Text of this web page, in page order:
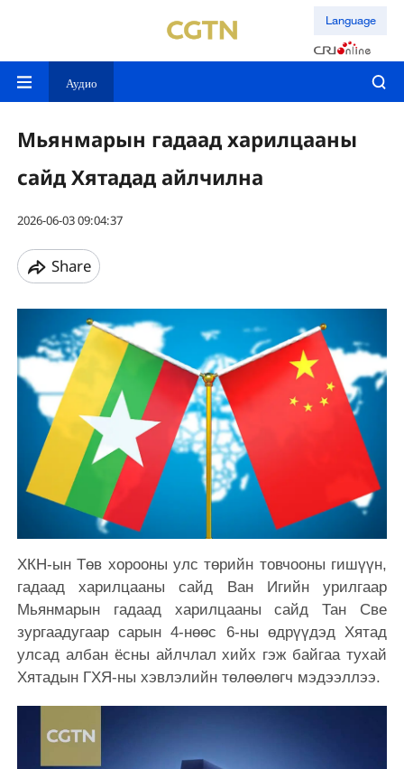
Language
Аудио
Мьянмарын гадаад харилцааны
сайд Хятадад айлчилна
2026-06-03 09:04:37
Share
ХКН-ын Төв хорооны улс төрийн товчооны гишүүн,
гадаад харилцааны сайд Ван Игийн урилгаар
Мьянмарын гадаад харилцааны сайд Тан Све
зургаадугаар сарын 4-нөөс 6-ны өдрүүдэд Хятад
улсад албан ёсны айлчлал хийх гэж байгаа тухай
Хятадын ГХЯ-ны хэвлэлийн төлөөлөгч мэдээллээ.